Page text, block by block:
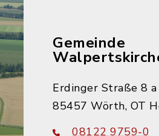
Gemeinde
Erdinger Straße 8 a
85457 Wörth, OT
08122 9759-0